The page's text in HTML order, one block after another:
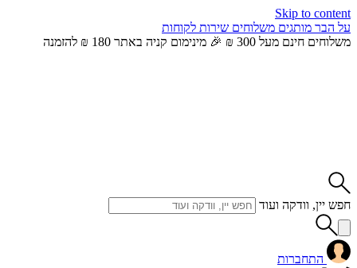
Skip to content
על הבר מותגים משלוחים שירות לקוחות
משלוחים חינם מעל 300 ₪ 🎉 מינימום קניה באתר 180 ₪ להזמנה
חפש יין, וודקה ועוד
התחברות